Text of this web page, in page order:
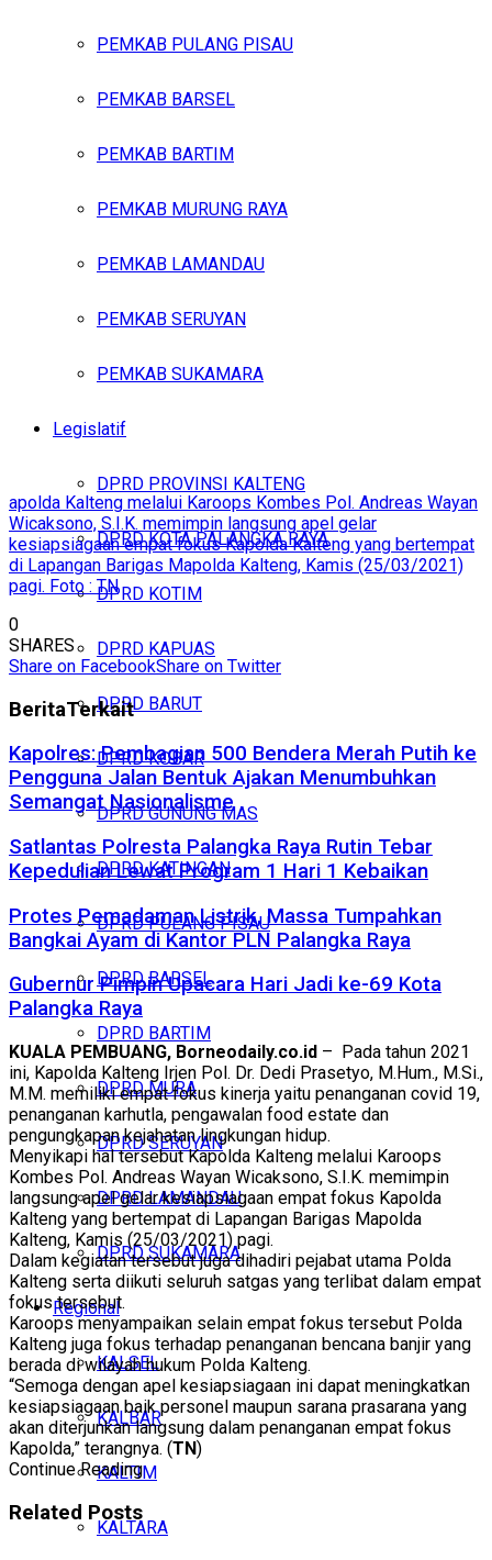
PEMKAB PULANG PISAU
PEMKAB BARSEL
PEMKAB BARTIM
PEMKAB MURUNG RAYA
PEMKAB LAMANDAU
PEMKAB SERUYAN
PEMKAB SUKAMARA
Legislatif
DPRD PROVINSI KALTENG
DPRD KOTA PALANGKA RAYA
DPRD KOTIM
DPRD KAPUAS
DPRD BARUT
DPRD KOBAR
DPRD GUNUNG MAS
DPRD KATINGAN
DPRD PULANG PISAU
DPRD BARSEL
DPRD BARTIM
DPRD MURA
DPRD SERUYAN
DPRD LAMANDAU
DPRD SUKAMARA
Regional
KALSEL
KALBAR
KALTIM
KALTARA
apolda Kalteng melalui Karoops Kombes Pol. Andreas Wayan
Wicaksono, S.I.K. memimpin langsung apel gelar
kesiapsiagaan empat fokus Kapolda Kalteng yang bertempat
di Lapangan Barigas Mapolda Kalteng, Kamis (25/03/2021)
pagi. Foto : TN
0
SHARES
Share on FacebookShare on Twitter
BeritaTerkait
Kapolres: Pembagian 500 Bendera Merah Putih ke
Pengguna Jalan Bentuk Ajakan Menumbuhkan
Semangat Nasionalisme
Satlantas Polresta Palangka Raya Rutin Tebar
Kepedulian Lewat Program 1 Hari 1 Kebaikan
Protes Pemadaman Listrik, Massa Tumpahkan
Bangkai Ayam di Kantor PLN Palangka Raya
Gubernur Pimpin Upacara Hari Jadi ke-69 Kota
Palangka Raya
KUALA PEMBUANG, Borneodaily.co.id – Pada tahun 2021
ini, Kapolda Kalteng Irjen Pol. Dr. Dedi Prasetyo, M.Hum., M.Si.,
M.M. memiliki empat fokus kinerja yaitu penanganan covid 19,
penanganan karhutla, pengawalan food estate dan
pengungkapan kejahatan lingkungan hidup.
Menyikapi hal tersebut Kapolda Kalteng melalui Karoops
Kombes Pol. Andreas Wayan Wicaksono, S.I.K. memimpin
langsung apel gelar kesiapsiagaan empat fokus Kapolda
Kalteng yang bertempat di Lapangan Barigas Mapolda
Kalteng, Kamis (25/03/2021) pagi.
Dalam kegiatan tersebut juga dihadiri pejabat utama Polda
Kalteng serta diikuti seluruh satgas yang terlibat dalam empat
fokus tersebut.
Karoops menyampaikan selain empat fokus tersebut Polda
Kalteng juga fokus terhadap penanganan bencana banjir yang
berada di wilayah hukum Polda Kalteng.
“Semoga dengan apel kesiapsiagaan ini dapat meningkatkan
kesiapsiagaan baik personel maupun sarana prasarana yang
akan diterjunkan langsung dalam penanganan empat fokus
Kapolda,” terangnya. (TN)
Continue Reading
Related Posts